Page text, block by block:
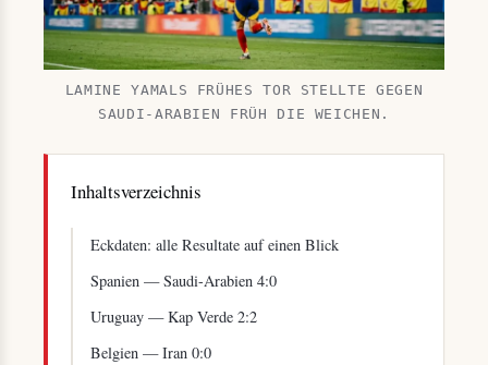
LAMINE YAMALS FRÜHES TOR STELLTE GEGEN
SAUDI-ARABIEN FRÜH DIE WEICHEN.
Inhaltsverzeichnis
Eckdaten: alle Resultate auf einen Blick
Spanien — Saudi-Arabien 4:0
Uruguay — Kap Verde 2:2
Belgien — Iran 0:0